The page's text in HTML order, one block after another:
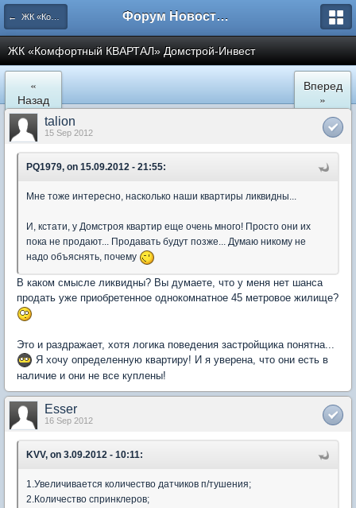
← ЖК «Комфортный КВАРТАЛ» Форум Новостройки
ЖК «Комфортный КВАРТАЛ» Домстрой-Инвест
«
Назад
Вперед
»
talion
15 Sep 2012
PQ1979, on 15.09.2012 - 21:55:
Мне тоже интересно, насколько наши квартиры ликвидны...
И, кстати, у Домстроя квартир еще очень много! Просто они их
пока не продают... Продавать будут позже... Думаю никому не
надо объяснять, почему
В каком смысле ликвидны? Вы думаете, что у меня нет шанса
продать уже приобретенное однокомнатное 45 метровое жилище?
Это и раздражает, хотя логика поведения застройщика понятна...
Я хочу определенную квартиру! И я уверена, что они есть в
наличие и они не все куплены!
Esser
16 Sep 2012
KVV, on 3.09.2012 - 10:11:
1.Увеличивается количество датчиков п/тушения;
2.Количество спринклеров;